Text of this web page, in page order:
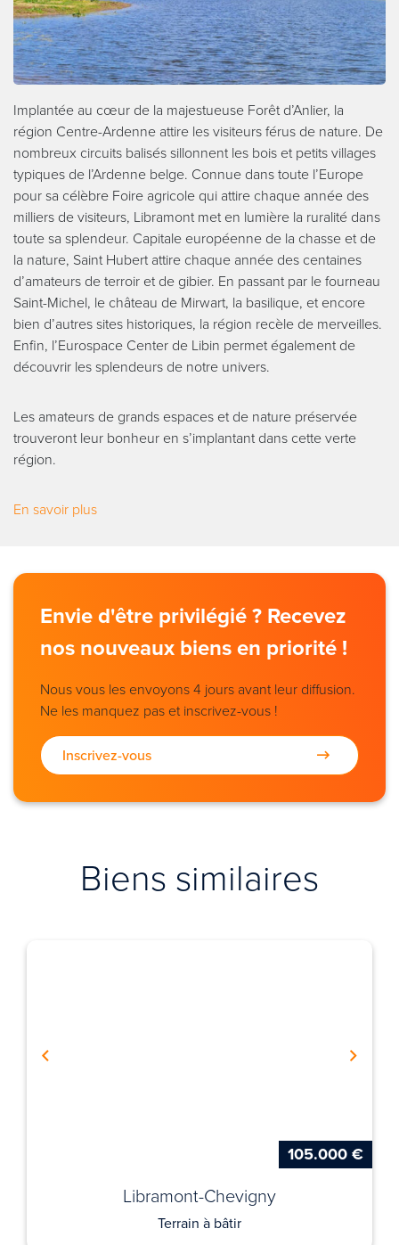
Implantée au cœur de la majestueuse Forêt d’Anlier, la
région Centre-Ardenne attire les visiteurs férus de nature. De
nombreux circuits balisés sillonnent les bois et petits villages
typiques de l’Ardenne belge. Connue dans toute l’Europe
pour sa célèbre Foire agricole qui attire chaque année des
milliers de visiteurs, Libramont met en lumière la ruralité dans
toute sa splendeur. Capitale européenne de la chasse et de
la nature, Saint Hubert attire chaque année des centaines
d’amateurs de terroir et de gibier. En passant par le fourneau
Saint-Michel, le château de Mirwart, la basilique, et encore
bien d’autres sites historiques, la région recèle de merveilles.
Enfin, l’Eurospace Center de Libin permet également de
découvrir les splendeurs de notre univers.
Les amateurs de grands espaces et de nature préservée
trouveront leur bonheur en s’implantant dans cette verte
région.
En savoir plus
Envie d'être privilégié ? Recevez
nos nouveaux biens en priorité !
Nous vous les envoyons 4 jours avant leur diffusion.
Ne les manquez pas et inscrivez-vous !
Inscrivez-vous
Biens similaires
105.000 €
Libramont-Chevigny
Terrain à bâtir